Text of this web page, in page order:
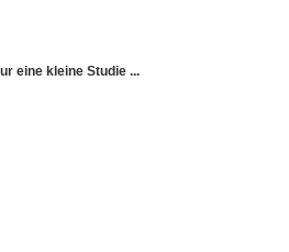
eine kleine Studie ...